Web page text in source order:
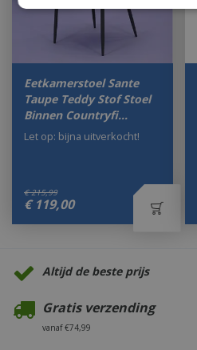
Eetkamerstoel Sante
Taupe Teddy Stof Stoel
Binnen Countryfi…
€ 215,99
€ 119,00
Let op: bijna uitverkocht!
Altijd de beste prijs
Gratis verzending
vanaf €74,99